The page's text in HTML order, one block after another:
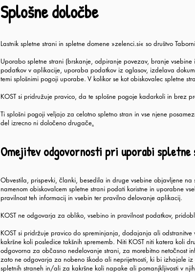
Splošne določbe
Lastnik spletne strani in spletne domene »zelenci.si« so društvo
Uporabo spletne strani (brskanje, odpiranje povezav, branje
podatkov v aplikacije, uporaba podatkov iz oglasov, izdelava
temi splošnimi pogoji uporabe. V kolikor se kot obiskovalec spletne
KOST si pridružuje pravico, da te splošne pogoje kadarkoli in brez
Ti splošni pogoji veljajo za celotno spletno stran in vse njene
del izrecno ni določeno drugače.
Omejitev odgovornosti pri uporabi
Obvestila, prispevki, članki, besedila in druge vsebine objavljene
namenom obiskovalcem spletne strani podati koristne in uporabne
pravilnost teh informacij in vsebin ter pravilno delovanje aplikacij.
KOST ne odgovarja za obliko, vsebino in pravilnost podatkov,
KOST si pridržuje pravico do spreminjanja, dodajanja ali
kakršne koli posledice takšnih sprememb. Niti KOST niti katera koli
odgovorna za občasno nedelovanje strani, za morebitno netočnost
zato ne odgovarja za nobeno škodo ali neprijetnosti, ki bi izhajale
spletnih straneh in/ali za kakršne koli napake ali pomanjkljivosti v